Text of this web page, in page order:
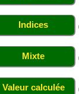
Indices
Mixte
Valeur calculée